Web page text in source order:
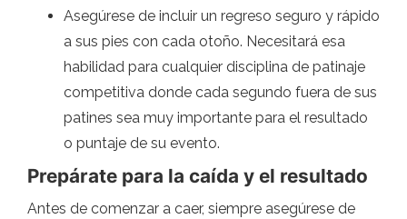
Asegúrese de incluir un regreso seguro y rápido
a sus pies con cada otoño. Necesitará esa
habilidad para cualquier disciplina de patinaje
competitiva donde cada segundo fuera de sus
patines sea muy importante para el resultado
o puntaje de su evento.
Prepárate para la caída y el resultado
Antes de comenzar a caer, siempre asegúrese de